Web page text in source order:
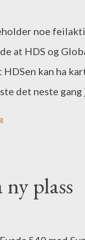
noe
at HDS og
kan ha
det neste
å teste å kjøre
samt å sjekke
plass